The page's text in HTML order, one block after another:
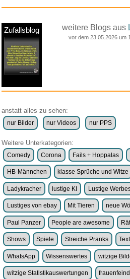
Zufallsblog weitere Blogs aus
vor dem 23.05.2026 um
anstatt alles zu sehen:
nur Bilder nur Videos nur PPS
Weitere Unterkategorien:
Comedy Corona Fails + Hoppalas
HB-Männchen klasse Sprüche und Witze
Ladykracher lustige KI Lustige
Lustiges von ebay Mit Tieren neue
Paul Panzer People are awesome
Shows Spiele Streiche Pranks
WhatsApp Wissenswertes witzige
witzige Statistikauswertungen